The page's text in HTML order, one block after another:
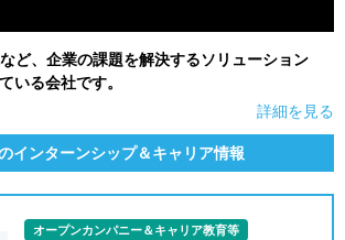
ど、企業の課題を解決するソリューション
いる会社です。
詳細を見る
インターンシップ＆キャリア情報
オープンカンパニー＆キャリア教育等